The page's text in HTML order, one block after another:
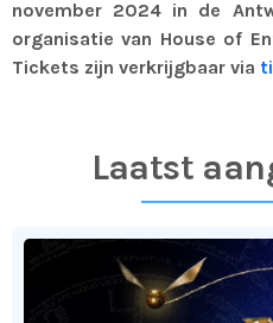
november 2024 in de
organisatie van House of
Tickets zijn verkrijgbaar via
Laatst